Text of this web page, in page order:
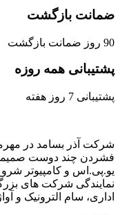
ضمانت بازگشت
90 روز ضمانت بازگشت
پشتیبانی همه روزه
پشتیبانی 7 روز هفته
فشردن ‌چند دوست صمیمی
یو.پی.اس و کامپیوتر
نمایندگی شرکت های
اداری، سام الترونیک و